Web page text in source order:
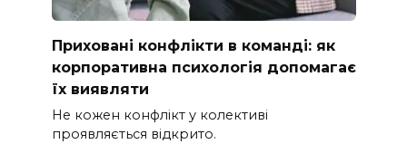
Приховані конфлікти в команді: як
корпоративна психологія допомагає
їх виявляти
Не кожен конфлікт у колективі
проявляється відкрито.